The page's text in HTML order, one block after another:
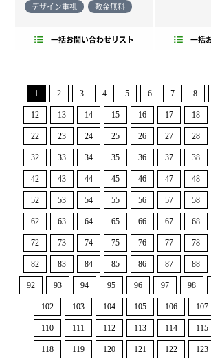
デザイン重視
敷金無料
一括お問い合わせリスト 一括
1 2 3 4 5 6 7 8
12 13 14 15 16 17 18
22 23 24 25 26 27 28
32 33 34 35 36 37 38
42 43 44 45 46 47 48
52 53 54 55 56 57 58
62 63 64 65 66 67 68
72 73 74 75 76 77 78
82 83 84 85 86 87 88
92 93 94 95 96 97 98
102 103 104 105 106 107
110 111 112 113 114 115
118 119 120 121 122 123